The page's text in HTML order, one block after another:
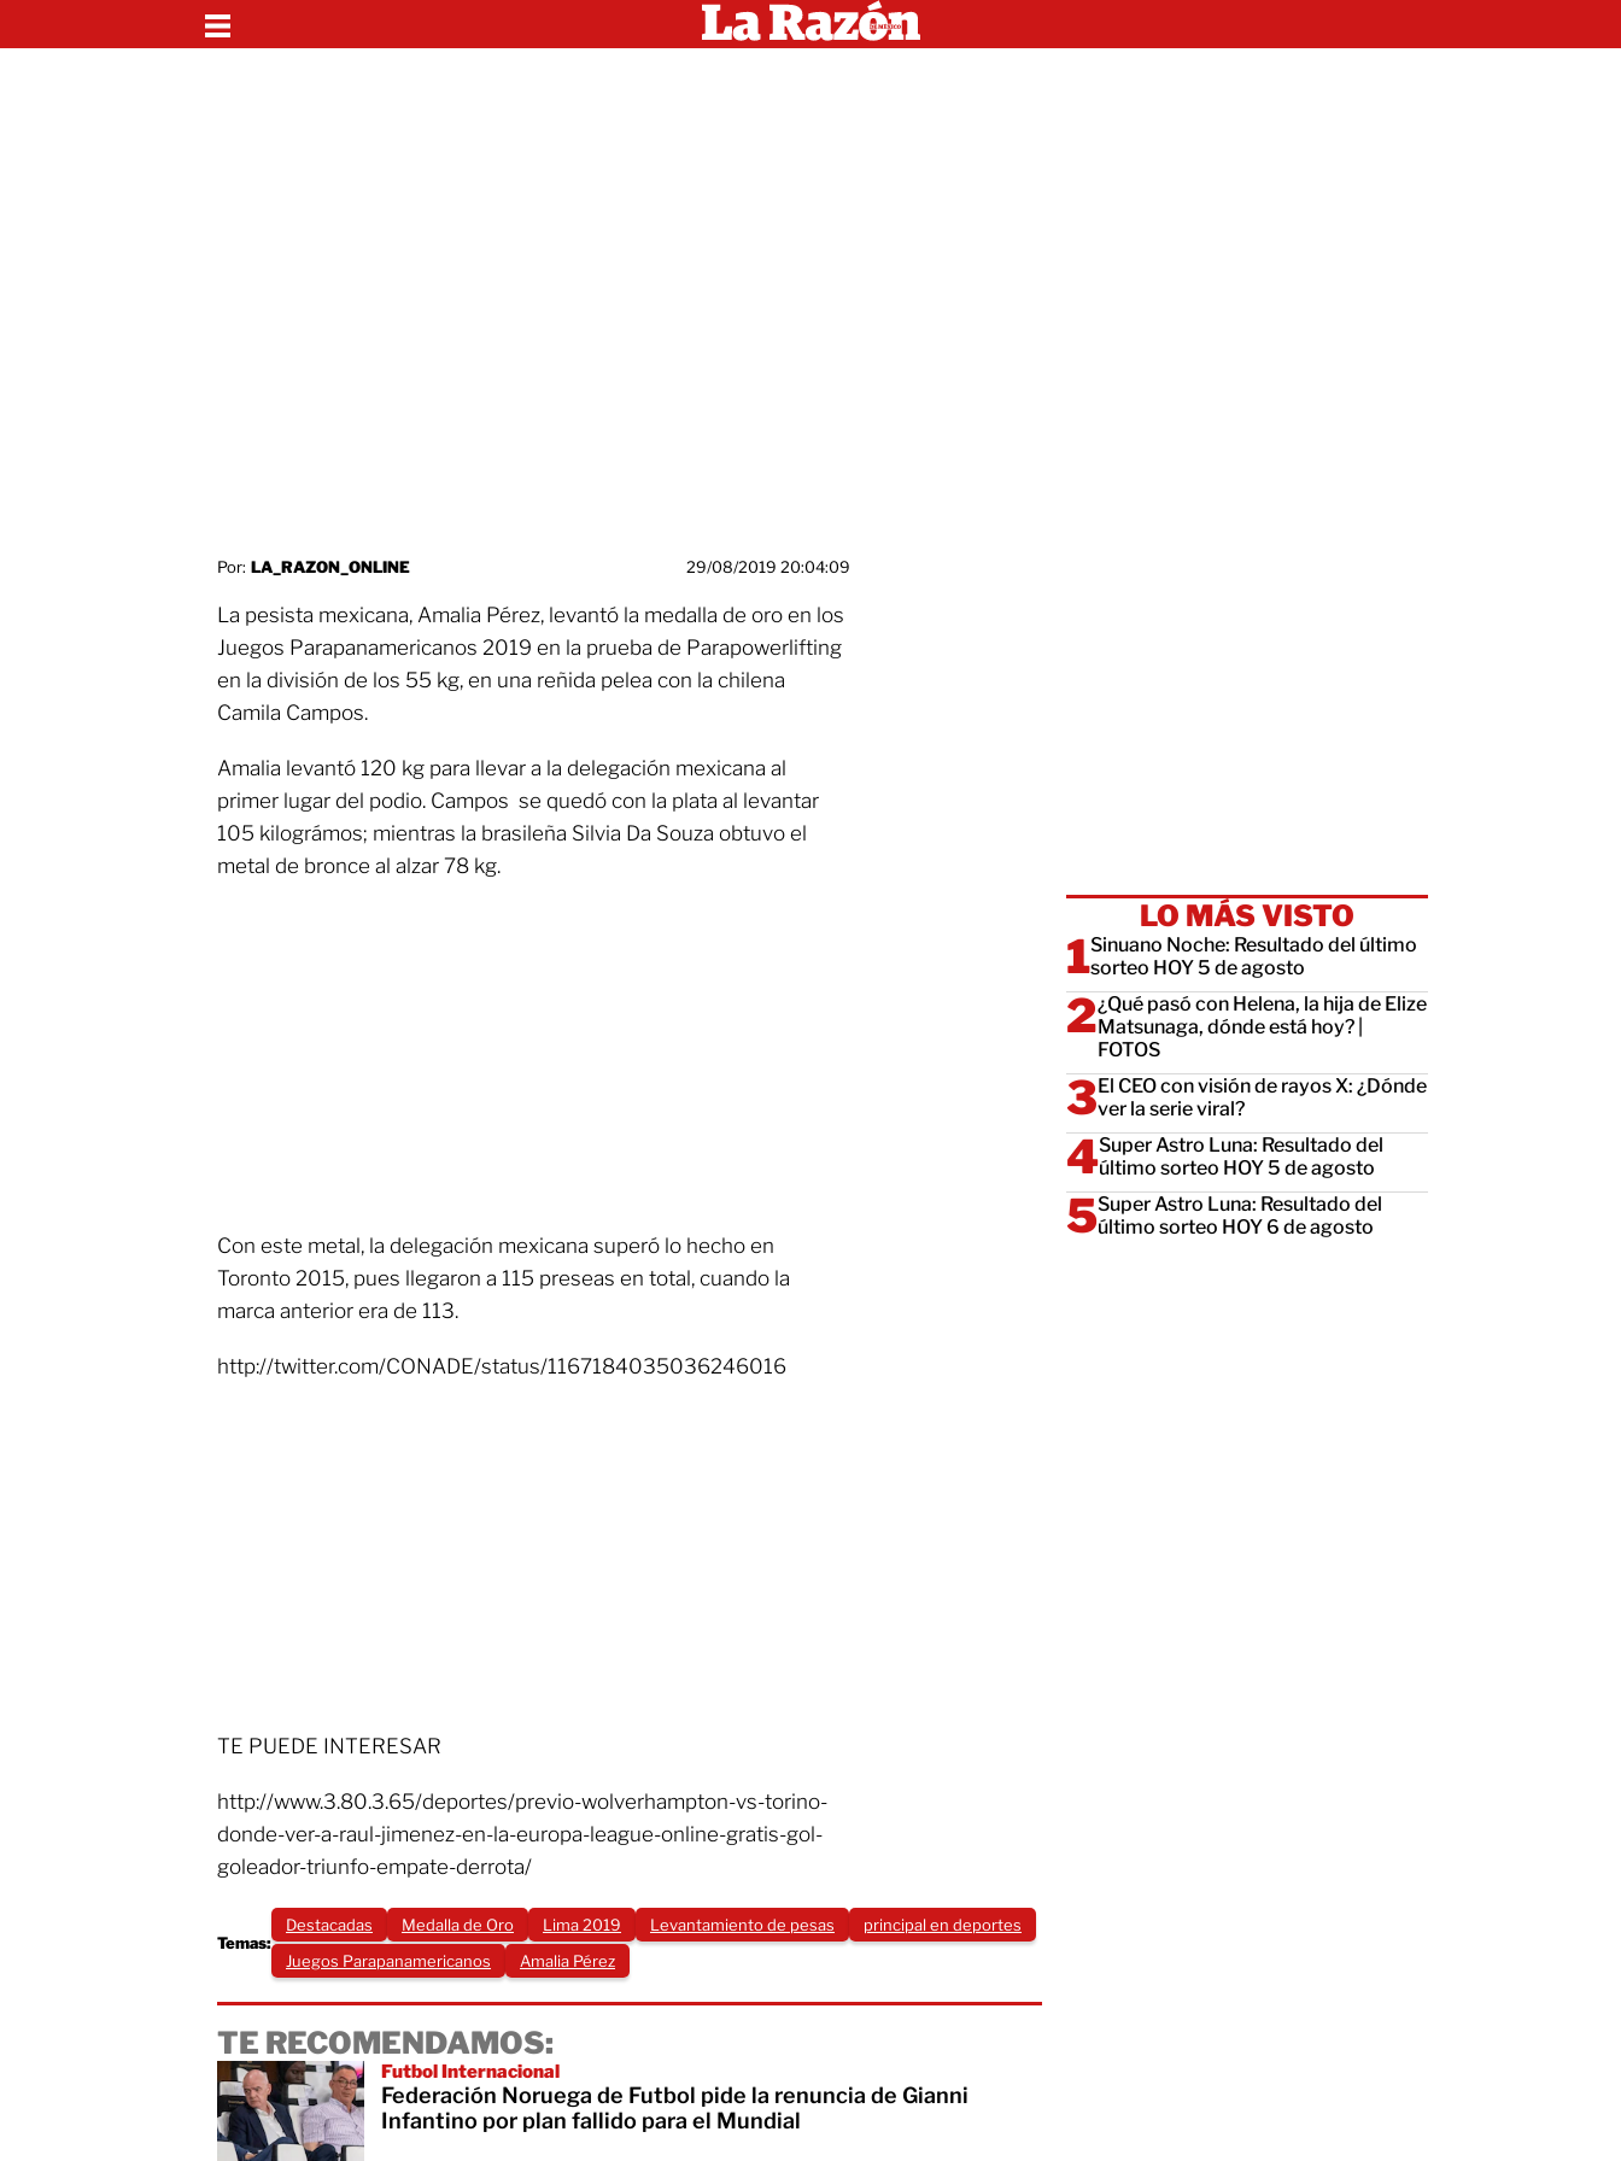
Por: LA_RAZON_ONLINE 29/08/2019 20:04:09
La pesista mexicana, Amalia Pérez, levantó la medalla de oro en los
Juegos Parapanamericanos 2019 en la prueba de Parapowerlifting
en la división de los 55 kg, en una reñida pelea con la chilena
Camila Campos.
Amalia levantó 120 kg para llevar a la delegación mexicana al
primer lugar del podio. Campos se quedó con la plata al levantar
105 kilográmos; mientras la brasileña Silvia Da Souza obtuvo el
metal de bronce al alzar 78 kg.
Con este metal, la delegación mexicana superó lo hecho en
Toronto 2015, pues llegaron a 115 preseas en total, cuando la
marca anterior era de 113.
http://twitter.com/CONADE/status/1167184035036246016
TE PUEDE INTERESAR
http://www.3.80.3.65/deportes/previo-wolverhampton-vs-torino-
donde-ver-a-raul-jimenez-en-la-europa-league-online-gratis-gol-
goleador-triunfo-empate-derrota/
Temas:
Destacadas Medalla de Oro Lima 2019 Levantamiento de pesas
principal en deportes
Juegos Parapanamericanos
Amalia Pérez
TE RECOMENDAMOS:
Futbol Internacional
Federación Noruega de Futbol pide la renuncia de Gianni
Infantino por plan fallido para el Mundial
LO MÁS VISTO
Sinuano Noche: Resultado del último
sorteo HOY 5 de agosto
¿Qué pasó con Helena, la hija de Elize
Matsunaga, dónde está hoy? |
FOTOS
El CEO con visión de rayos X: ¿Dónde
ver la serie viral?
Super Astro Luna: Resultado del
último sorteo HOY 5 de agosto
Super Astro Luna: Resultado del
último sorteo HOY 6 de agosto